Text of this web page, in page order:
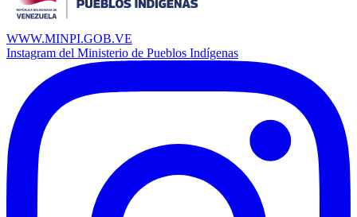
WWW.MINPI.GOB.VE
Instagram del Ministerio de Pueblos Indígenas